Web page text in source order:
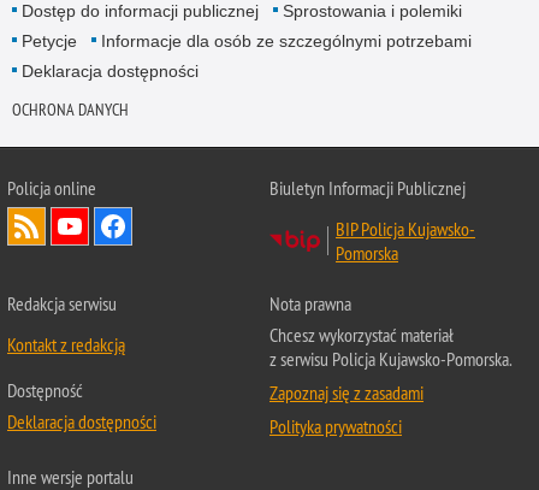
Dostęp do informacji publicznej
Sprostowania i polemiki
Petycje
Informacje dla osób ze szczególnymi potrzebami
Deklaracja dostępności
OCHRONA DANYCH
Policja online
Biuletyn Informacji Publicznej
BIP Policja Kujawsko-
Pomorska
Redakcja serwisu
Kontakt z redakcją
Dostępność
Deklaracja dostępności
Nota prawna
Chcesz wykorzystać materiał
z serwisu Policja Kujawsko-Pomorska.
Zapoznaj się z zasadami
Polityka prywatności
Inne wersje portalu